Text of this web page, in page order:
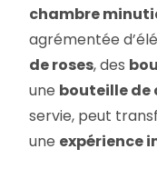
chambre
agrémentée
de roses, des
une bouteille de
servie, peut
une expérience